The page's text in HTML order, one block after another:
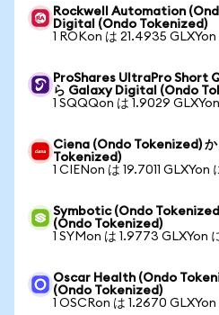
Rockwell Automation
Digital (Ondo Tokenized)
1 ROKon は 21.4935 GLXYon
ProShares UltraPro Short
ら Galaxy Digital (Ondo
1 SQQQon は 1.9029
Ciena (Ondo Tokenized)
Tokenized)
1 CIENon は 19.7011 GLXYon
Symbotic (Ondo
(Ondo Tokenized)
1 SYMon は 1.9773 GLXYon
Oscar Health (Ondo
(Ondo Tokenized)
1 OSCRon は 1.2670 GLXYon